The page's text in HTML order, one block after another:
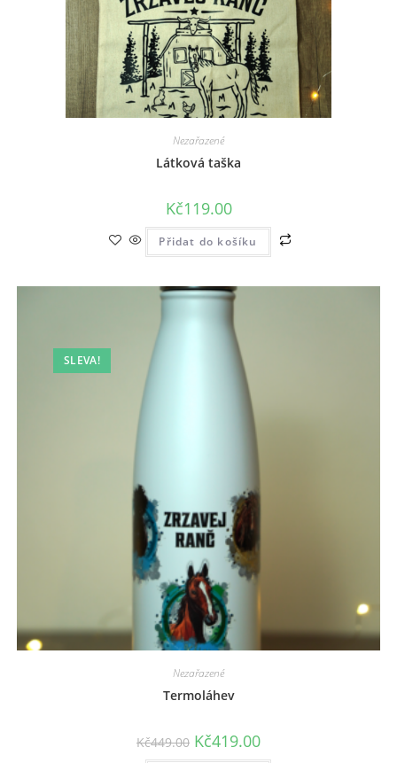
Nezařazené
Látková taška
Kč119.00
Přidat do košíku
SLEVA!
Nezařazené
Termoláhev
Kč449.00 Kč419.00